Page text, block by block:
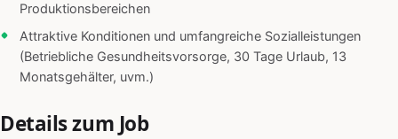
Produktionsbereichen
Attraktive Konditionen und umfangreiche Sozialleistungen
(Betriebliche Gesundheitsvorsorge, 30 Tage Urlaub, 13
Monatsgehälter, uvm.)
Details zum Job